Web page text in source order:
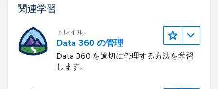
関連学習
トレイル
Data 360 の管理
Data 360 を適切に管理する方法を学習
します。